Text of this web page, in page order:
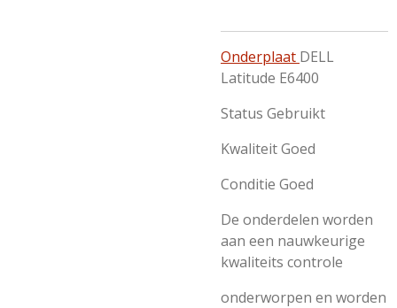
Onderplaat DELL
Latitude E6400
Status Gebruikt
Kwaliteit Goed
Conditie Goed
De onderdelen worden
aan een nauwkeurige
kwaliteits controle
onderworpen en worden